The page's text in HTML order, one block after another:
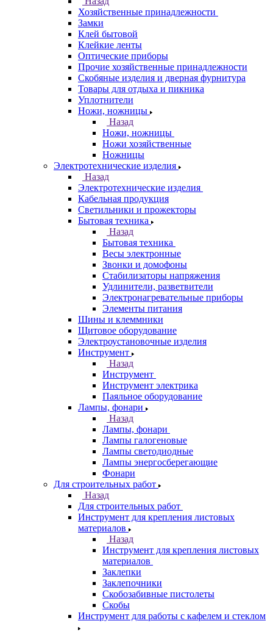
Хозяйственные принадлежности
Замки
Клей бытовой
Клейкие ленты
Оптические приборы
Прочие хозяйственные принадлежности
Скобяные изделия и дверная фурнитура
Товары для отдыха и пикника
Уплотнители
Ножи, ножницы
Назад
Ножи, ножницы
Ножи хозяйственные
Ножницы
Электротехнические изделия
Назад
Электротехнические изделия
Кабельная продукция
Светильники и прожекторы
Бытовая техника
Назад
Бытовая техника
Весы электронные
Звонки и домофоны
Стабилизаторы напряжения
Удлинители, разветвители
Электронагревательные приборы
Элементы питания
Шины и клеммники
Щитовое оборудование
Электроустановочные изделия
Инструмент
Назад
Инструмент
Инструмент электрика
Паяльное оборудование
Лампы, фонари
Назад
Лампы, фонари
Лампы галогеновые
Лампы светодиодные
Лампы энергосберегающие
Фонари
Для строительных работ
Назад
Для строительных работ
Инструмент для крепления листовых
материалов
Назад
Инструмент для крепления листовых
материалов
Заклепки
Заклепочники
Скобозабивные пистолеты
Скобы
Инструмент для работы с кафелем и стеклом